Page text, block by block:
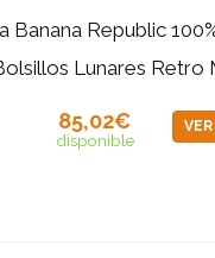
Banana Republic
Lunares Retro
85,02€
disponible